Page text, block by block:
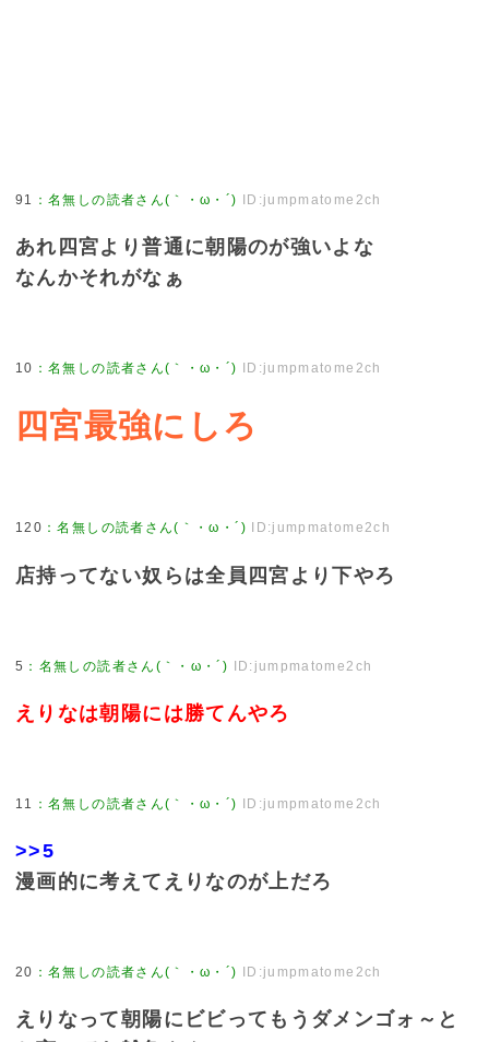
91 ：名無しの読者さん(｀・ω・´) ID:jumpmatome2ch
あれ四宮より普通に朝陽のが強いよな
なんかそれがなぁ
10 ：名無しの読者さん(｀・ω・´) ID:jumpmatome2ch
四宮最強にしろ
120 ：名無しの読者さん(｀・ω・´) ID:jumpmatome2ch
店持ってない奴らは全員四宮より下やろ
5 ： 名無しの読者さん(｀・ω・´) ID:jumpmatome2ch
えりなは朝陽には勝てんやろ
11 ：名無しの読者さん(｀・ω・´) ID:jumpmatome2ch
>>5
漫画的に考えてえりなのが上だろ
20 ：名無しの読者さん(｀・ω・´) ID:jumpmatome2ch
えりなって朝陽にビビってもうダメンゴォ～と